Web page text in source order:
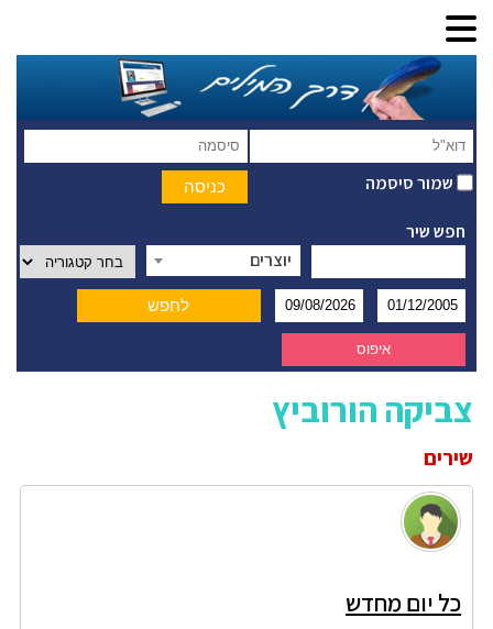
שמור סיסמה
חפש שיר
יוצרים
צביקה הורוביץ
שירים
כל יום מחדש